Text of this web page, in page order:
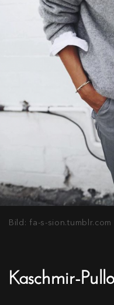
Bild: fa-s-sion.tumblr.com
Kaschmir-